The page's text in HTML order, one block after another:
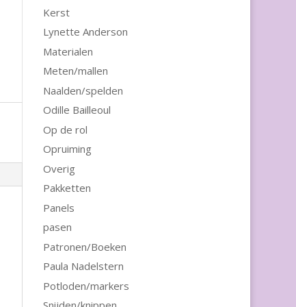
Kerst
Lynette Anderson
Materialen
Meten/mallen
Naalden/spelden
Odille Bailleoul
Op de rol
Opruiming
Overig
Pakketten
Panels
pasen
Patronen/Boeken
Paula Nadelstern
Potloden/markers